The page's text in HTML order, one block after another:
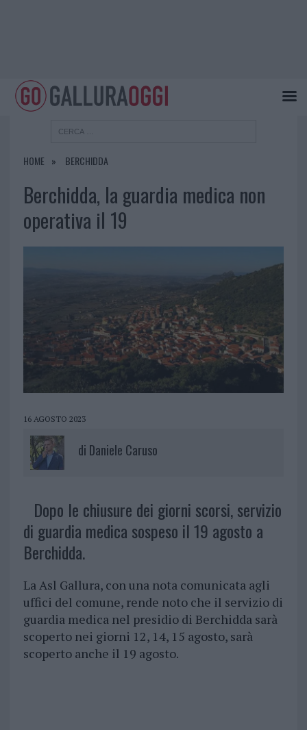
HOME BERCHIDDA
Berchidda, la guardia medica non
operativa il 19
16 AGOSTO 2023
di Daniele Caruso
Dopo le chiusure dei giorni scorsi, servizio
di guardia medica sospeso il 19 agosto a
Berchidda.
La Asl Gallura, con una nota comunicata agli
uffici del comune, rende noto che il servizio di
guardia medica nel presidio di Berchidda sarà
scoperto nei giorni 12, 14, 15 agosto, sarà
scoperto anche il 19 agosto.